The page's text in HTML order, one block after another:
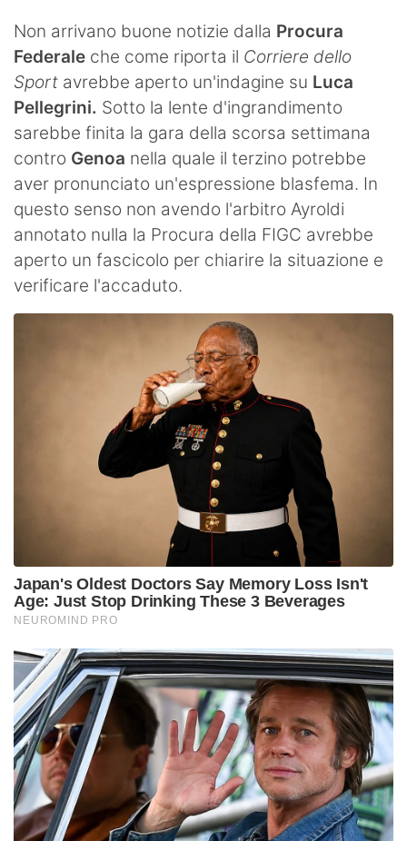
Non arrivano buone notizie dalla Procura
Federale che come riporta il Corriere dello
Sport avrebbe aperto un'indagine su Luca
Pellegrini. Sotto la lente d'ingrandimento
sarebbe finita la gara della scorsa settimana
contro Genoa nella quale il terzino potrebbe
aver pronunciato un'espressione blasfema. In
questo senso non avendo l'arbitro Ayroldi
annotato nulla la Procura della FIGC avrebbe
aperto un fascicolo per chiarire la situazione e
verificare l'accaduto.